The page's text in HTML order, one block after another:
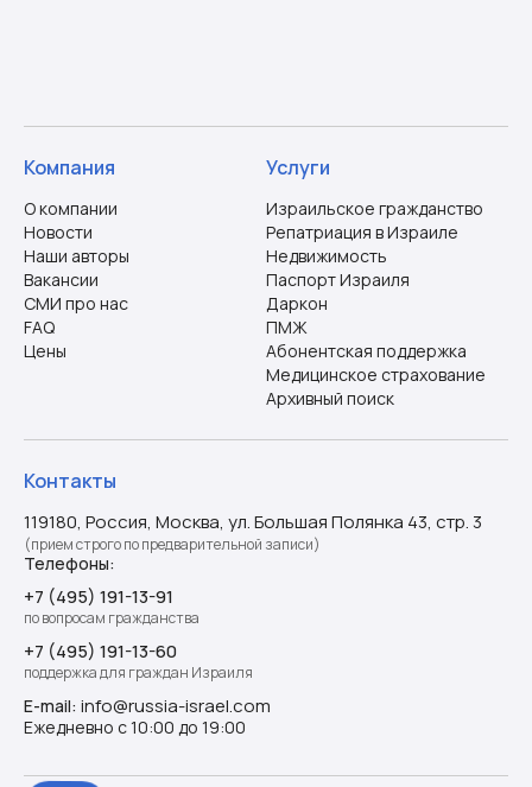
Компания
О компании
Новости
Наши авторы
Вакансии
СМИ про нас
FAQ
Цены
Услуги
Израильское гражданство
Репатриация в Израиле
Недвижимость
Паспорт Израиля
Даркон
ПМЖ
Абонентская поддержка
Медицинское страхование
Архивный поиск
Контакты
119180, Россия, Москва, ул. Большая Полянка 43, стр. 3
(прием строго по предварительной записи)
Телефоны:
+7 (495) 191-13-91
по вопросам гражданства
+7 (495) 191-13-60
поддержка для граждан Израиля
E-mail: info@russia-israel.com
Ежедневно с 10:00 до 19:00